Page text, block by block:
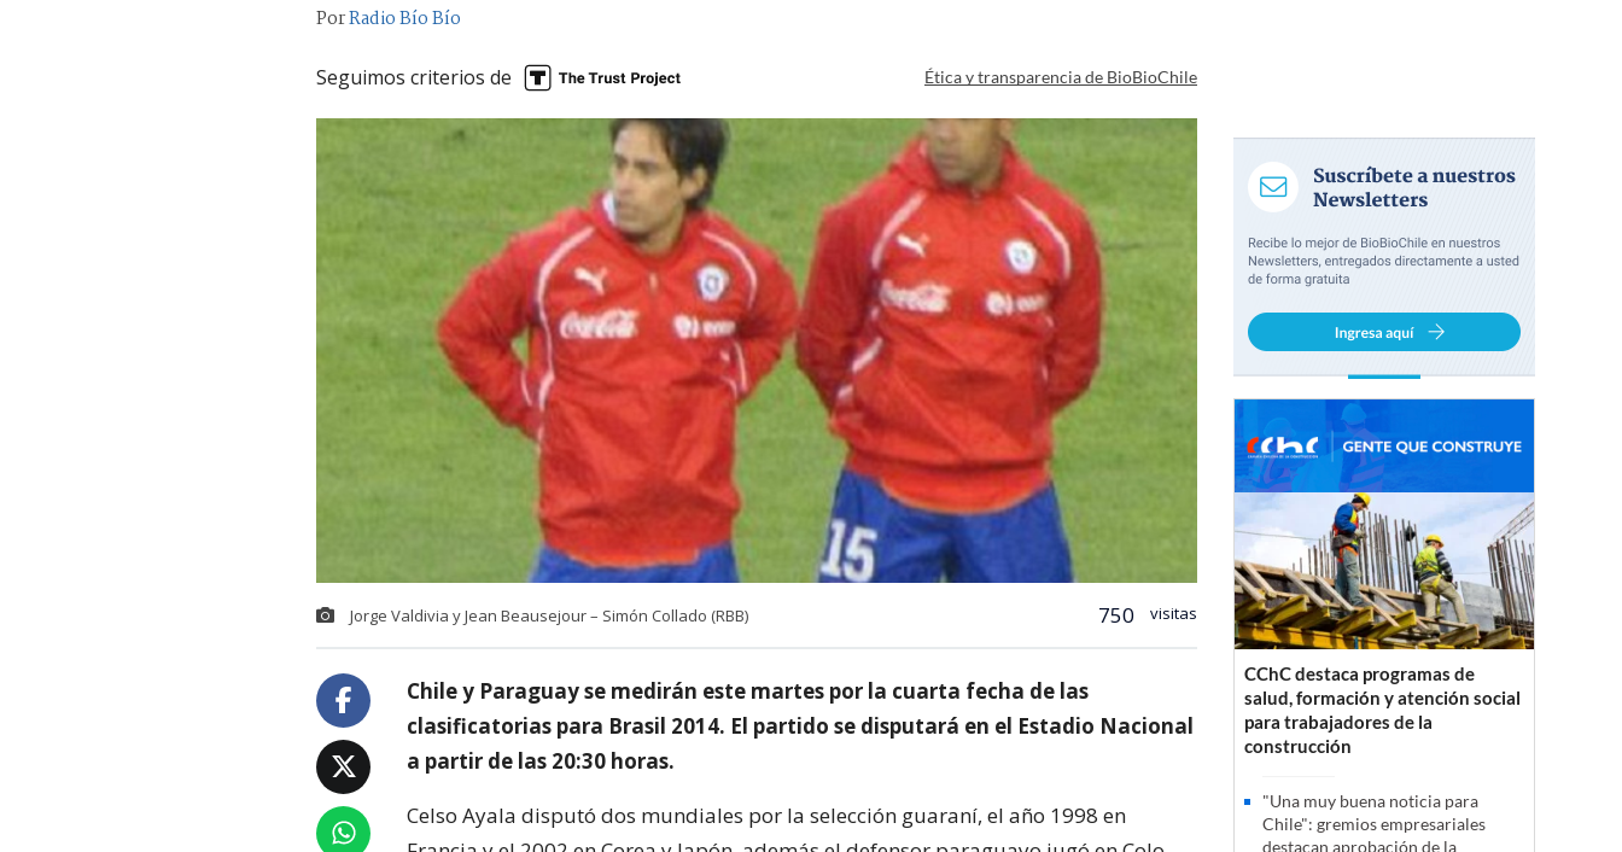
PorRadio Bío Bío
Seguimos criterios de Ética y transparencia de BioBioChile
Jorge Valdivia y Jean Beausejour – Simón Collado (RBB) 750 visitas
Chile y Paraguay se medirán este martes por la cuarta fecha de las
clasificatorias para Brasil 2014. El partido se disputará en el Estadio Nacional
a partir de las 20:30 horas.
Celso Ayala disputó dos mundiales por la selección guaraní, el año 1998 en
CChC destaca programas de
salud, formación y atención social
para trabajadores de la
construcción
"Una muy buena noticia para
Chile": gremios empresariales
destacan aprobación de la